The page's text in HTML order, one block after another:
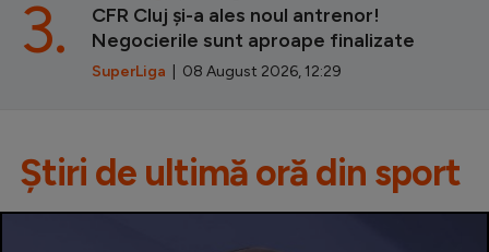
CFR Cluj și-a ales noul antrenor!
Negocierile sunt aproape finalizate
SuperLiga | 08 August 2026, 12:29
3.
Știri de ultimă oră din sport